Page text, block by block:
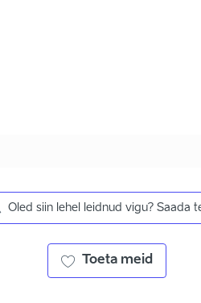
Oled siin lehel leidnud vigu? Saada
Toeta meid